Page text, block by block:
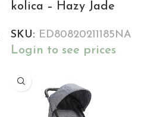
kolica – Hazy Jade
SKU: ED80820211185NA
Login to see prices